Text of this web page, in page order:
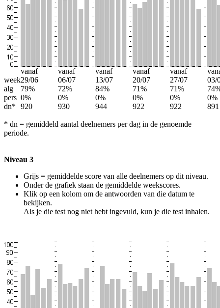
week
alg
pers
dn*
vanaf
29/06
79%
0%
920
vanaf
06/07
72%
0%
930
vanaf
13/07
84%
0%
944
vanaf
20/07
71%
0%
922
vanaf
27/07
71%
0%
922
03/
0%
891
* dn = gemiddeld aantal deelnemers per dag in de genoemde
periode.
Niveau 3
Grijs = gemiddelde score van alle deelnemers op dit niveau.
Onder de grafiek staan de gemiddelde weekscores.
Klik op een kolom om de antwoorden van die datum te
bekijken.
Als je die test nog niet hebt ingevuld, kun je die test inhalen.